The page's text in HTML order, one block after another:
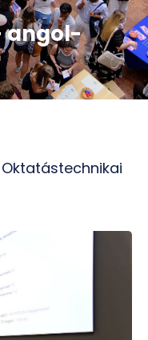
angol-
Oktatástechnikai